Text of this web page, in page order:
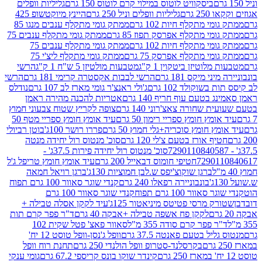
ביסקוויט לוטוס במילוי קרם לוטוס 150 גרם
גליליות וופלים
גרם
גליליות וופלים וניל 250 גרם
היינץ מיוקטשופ 425
מתקלף חיות 102 גרם
ממתק גומי מתקלף ענבים מנגו 85
מתקלף אפרסק תפוז 85 גרם
ממתק גומי מתקלף ענבים 75
מתקלף חיות 102 גרם
ממתק גומי מתקלף ענבים 75
מתקלף אפרסק 75 גרם
ממתק גומי מתקלף ליצ'י 75
ביטקוין 1 ק"ג
מטבעות מולטיזן 5 ש"ח 1 ק"ג
הרשי
מיקס 181 גרם
הרשי לבבות אקסטרה קרימי 181 גרם
הרשי
102 גרם
ג'ולי ראנצ'ר גומי מארז לב 107 גרם
נודלס
עוף חריף 140 גרם
אטריות להכנה מהירה ראמן
שחורה צאצ'רוני 140 גרם
צופה לקריץ שטוח צבעוני חמוץ
חומץ ספריי רימון 50 גרם
עיד אומץ חומץ ספריי מטף 50
חומץ סוכריה+גלי חמוץ 50 גרם
פררו רושר 100ג'
בוטן רביולי
אורז בטעם צ'לי 120 גרם
סוכ' מנטוס רול יחידה מנטה
סוכ' מנטוס רול יחידה פירות 37.5ג' -
חטיפי חומוס דבאייל 200 גרם
עיד אומץ חומץ טריפל ג'ל
ברגן שוקוצ'יפס ש.לבן חמוציות 130ג'
ברגן רויאל חמאה
בונבוניירה רפאלו 240 גרם
קנדי שוגר סאוור 100 גרם תפוח
100 גרם תפוח
קנדי שוגר סאוור 100 גרם
מרסי פטיטס מיניאטור 125ג'
עיד לקקן אסלה טבילה +
לקקן פח אשפה טבילה +אבקה 40 גרם
ד"ר פפר קרם תות
פפר קרם סודה 355 מ"ל
סאוור פאצ' פטל שקית 102
בטעם פאנטה 37.5 גרם
וופל ג'נסן-וופל טוסט 12 יח'
בקרסלנד-סטרופ וופל הולנדי 250 גרם
תחנת רוח וופל
קינדר שוקו בונס קריספי 67.2 גרם
גומי ענקי